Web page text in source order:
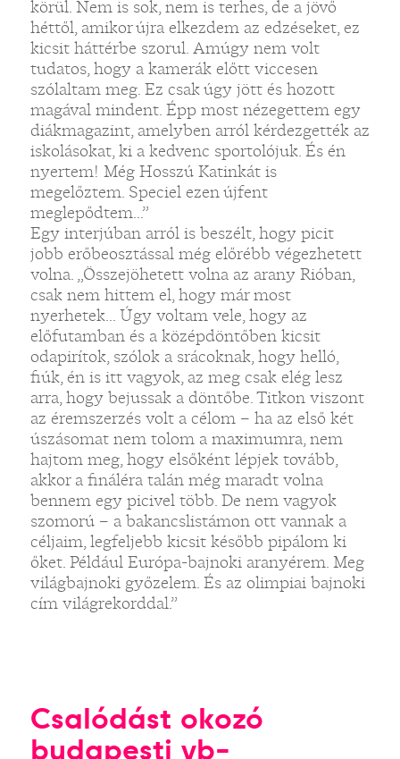
körül. Nem is sok, nem is terhes, de a jövő
héttől, amikor újra elkezdem az edzéseket, ez
kicsit háttérbe szorul. Amúgy nem volt
tudatos, hogy a kamerák előtt viccesen
szólaltam meg. Ez csak úgy jött és hozott
magával mindent. Épp most nézegettem egy
diákmagazint, amelyben arról kérdezgették az
iskolásokat, ki a kedvenc sportolójuk. És én
nyertem! Még Hosszú Katinkát is
megelőztem. Speciel ezen újfent
meglepődtem...”
Egy interjúban arról is beszélt, hogy picit
jobb erőbeosztással még előrébb végezhetett
volna. „Összejöhetett volna az arany Rióban,
csak nem hittem el, hogy már most
nyerhetek... Úgy voltam vele, hogy az
előfutamban és a középdöntőben kicsit
odapirítok, szólok a srácoknak, hogy helló,
fiúk, én is itt vagyok, az meg csak elég lesz
arra, hogy bejussak a döntőbe. Titkon viszont
az éremszerzés volt a célom – ha az első két
úszásomat nem tolom a maximumra, nem
hajtom meg, hogy elsőként lépjek tovább,
akkor a fináléra talán még maradt volna
bennem egy picivel több. De nem vagyok
szomorú – a bakancslistámon ott vannak a
céljaim, legfeljebb kicsit később pipálom ki
őket. Például Európa-bajnoki aranyérem. Meg
világbajnoki győzelem. És az olimpiai bajnoki
cím világrekorddal.”
Csalódást okozó
budapesti vb-